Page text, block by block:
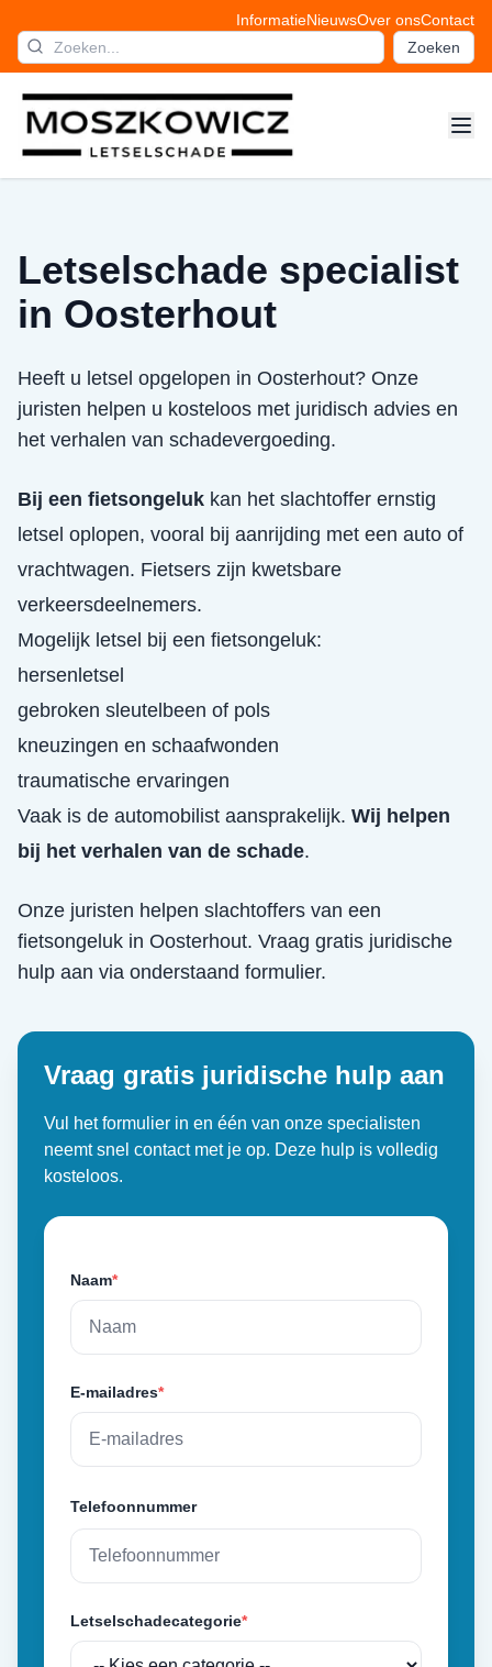
InformatieNieuwsOver onsContact
Zoeken
Letselschade specialist
in Oosterhout
Heeft u letsel opgelopen in Oosterhout? Onze
juristen helpen u kosteloos met juridisch advies en
het verhalen van schadevergoeding.
Bij een fietsongeluk kan het slachtoffer ernstig
letsel oplopen, vooral bij aanrijding met een auto of
vrachtwagen. Fietsers zijn kwetsbare
verkeersdeelnemers.
Mogelijk letsel bij een fietsongeluk:
hersenletsel
gebroken sleutelbeen of pols
kneuzingen en schaafwonden
traumatische ervaringen
Vaak is de automobilist aansprakelijk. Wij helpen
bij het verhalen van de schade.
Onze juristen helpen slachtoffers van een
fietsongeluk in Oosterhout. Vraag gratis juridische
hulp aan via onderstaand formulier.
Vraag gratis juridische hulp aan
Vul het formulier in en één van onze specialisten
neemt snel contact met je op. Deze hulp is volledig
kosteloos.
Naam*
E-mailadres*
Telefoonnummer
Letselschadecategorie*